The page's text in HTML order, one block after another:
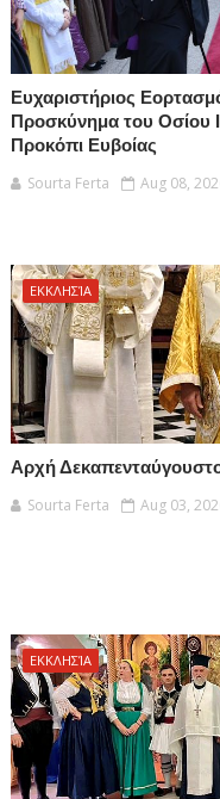
Ευχαριστήριος
Προσκύνημα του
Προκόπι Ευβοίας
Sourta Ferta
Aug 08,
ΕΚΚΛΗΣΊΑ
Αρχή
Sourta Ferta
Aug 03,
ΕΚΚΛΗΣΊΑ